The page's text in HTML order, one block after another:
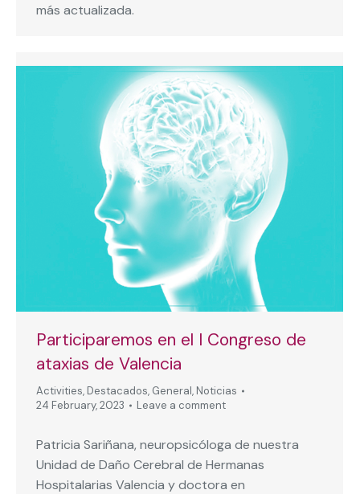
más actualizada.
Participaremos en el I Congreso de
ataxias de Valencia
Activities, Destacados, General, Noticias
24 February, 2023
Leave a comment
Patricia Sariñana, neuropsicóloga de nuestra
Unidad de Daño Cerebral de Hermanas
Hospitalarias Valencia y doctora en